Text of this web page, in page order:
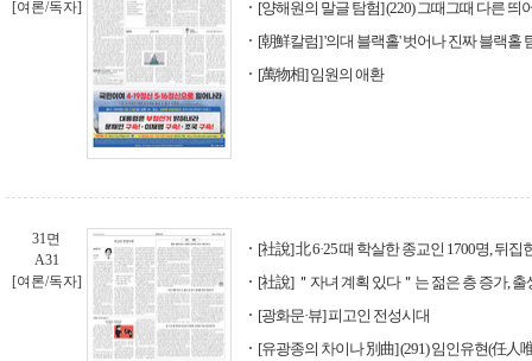
[여론/독자]
[양해원의 말글 탐험] (220) 그때그때 다른 띄
[朝鮮칼럼] '의대 블랙홀' 벗어나 진짜 블랙홀
[萬物相] 임원의 애환
31면
A31
[여론/독자]
[社說] 北 6·25 때 학살한 종교인 1700명, 뒤
[社說] ＂자녀 계획 있다＂는 젊은 층 증가,
[광화문·뷰] 피고인 전성시대
[유광종의 차이나 別曲] (291) 임인유현(任人